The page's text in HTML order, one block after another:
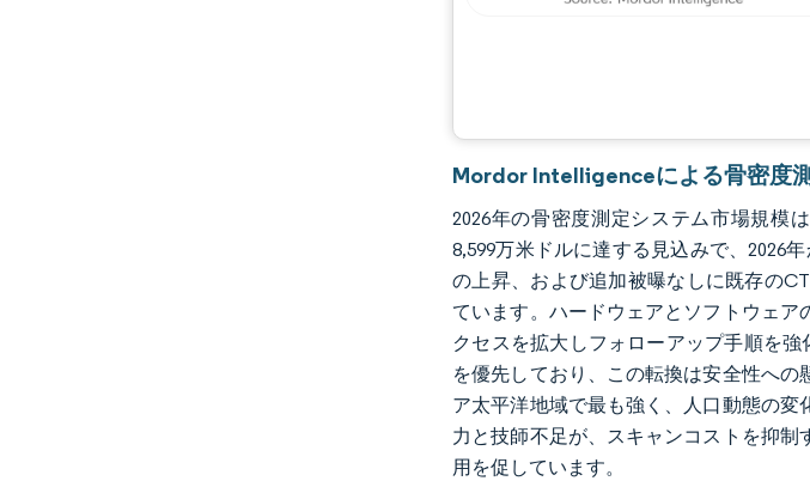
Mordor Intelligenceによる骨密度
2026年の骨密度測定システム市場規模
8,599万米ドルに達する見込みで、2026
の上昇、および追加被曝なしに既存の
ています。ハードウェアとソフトウェ
クセスを拡大しフォローアップ手順を
を優先しており、この転換は安全性へ
ア太平洋地域で最も強く、人口動態の
力と技師不足が、スキャンコストを抑
用を促しています。